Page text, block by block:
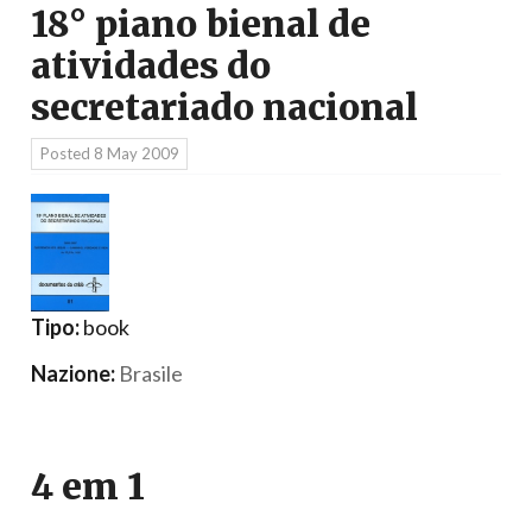
18° piano bienal de
atividades do
secretariado nacional
Posted 8 May 2009
Tipo:book
Nazione: Brasile
4 em 1